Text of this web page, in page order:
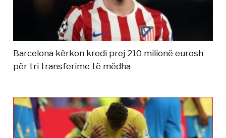
Barcelona kërkon kredi prej 210 milionë eurosh
për tri transferime të mëdha